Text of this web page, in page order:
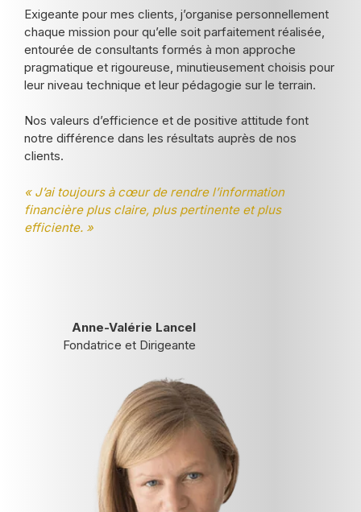
Exigeante pour mes clients, j’organise personnellement
chaque mission pour qu’elle soit parfaitement réalisée,
entourée de consultants formés à mon approche
pragmatique et rigoureuse, minutieusement choisis pour
leur niveau technique et leur pédagogie sur le terrain.
Nos valeurs d’efficience et de positive attitude font
notre différence dans les résultats auprès de nos
clients.
« J’ai toujours à cœur de rendre l’information
financière plus claire, plus pertinente et plus
efficiente. »
Anne-Valérie Lancel
Fondatrice et Dirigeante